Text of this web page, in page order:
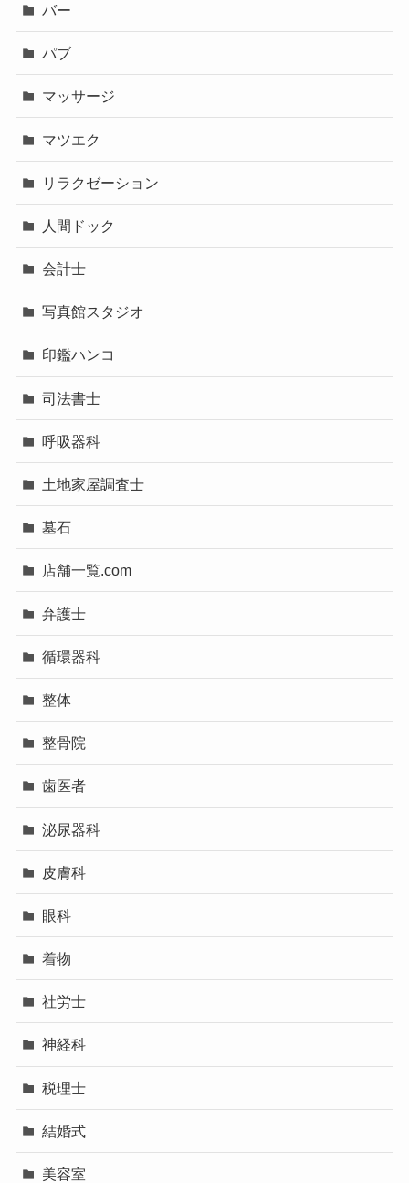
バー
パブ
マッサージ
マツエク
リラクゼーション
人間ドック
会計士
写真館スタジオ
印鑑ハンコ
司法書士
呼吸器科
土地家屋調査士
墓石
店舗一覧.com
弁護士
循環器科
整体
整骨院
歯医者
泌尿器科
皮膚科
眼科
着物
社労士
神経科
税理士
結婚式
美容室